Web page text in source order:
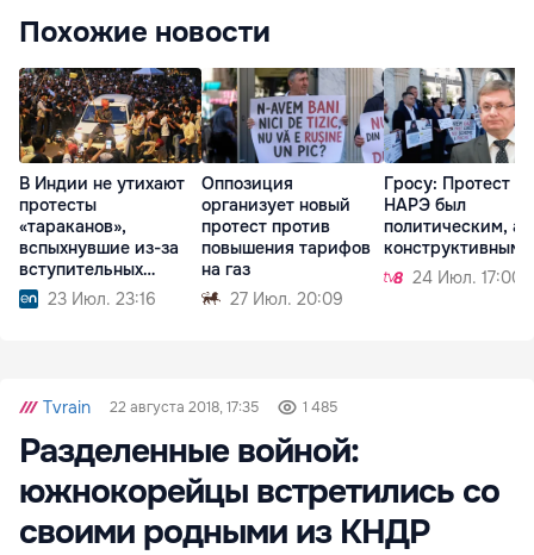
Похожие новости
В Индии не утихают
протесты
«тараканов»,
вспыхнувшие из-за
вступительных
экзаменов
23 Июл. 23:16
Оппозиция
организует новый
протест против
повышения тарифов
на газ
27 Июл. 20:09
Гросу: Протест у
НАРЭ был
политическим, а
конструктивным
24 Июл. 17:00
Tvrain 22 августа 2018, 17:35 1 485
Разделенные войной:
южнокорейцы встретились со
своими родными из КНДР